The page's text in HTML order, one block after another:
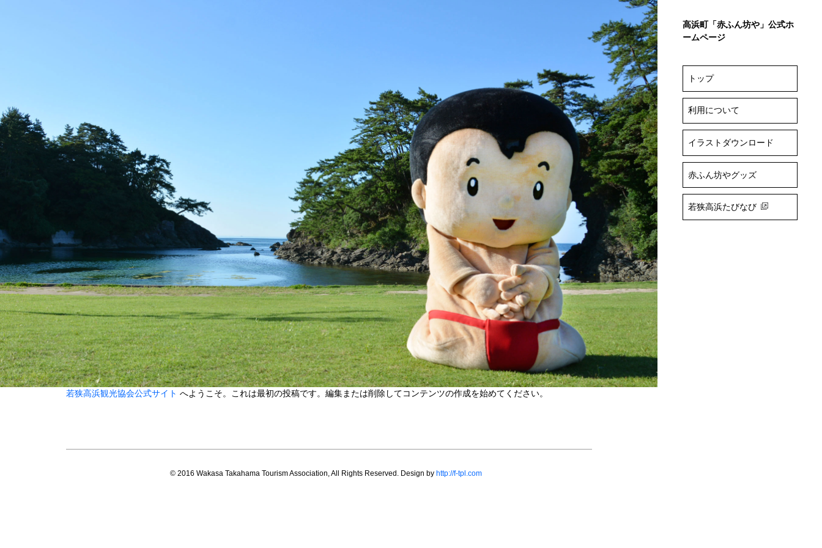
高浜町「赤ふん坊や」公式ホ
ームページ
トップ
利用について
イラストダウンロード
赤ふん坊やグッズ
若狭高浜たびなび
若狭高浜観光協会公式サイト へようこそ。これは最初の投稿です。編集または削除してコンテンツの作成を始めてください。
© 2016 Wakasa Takahama Tourism Association, All Rights Reserved. Design by http://f-tpl.com